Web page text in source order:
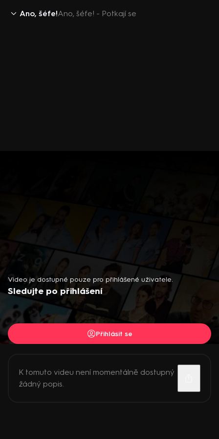
Ano, šéfe!Ano, šéfe! - Potkají se
Video je dostupné pouze pro přihlášené uživatele.
Sledujte po přihlášení
Přihlásit se
K tomuto videu není momentálně dostupný
žádný popis.